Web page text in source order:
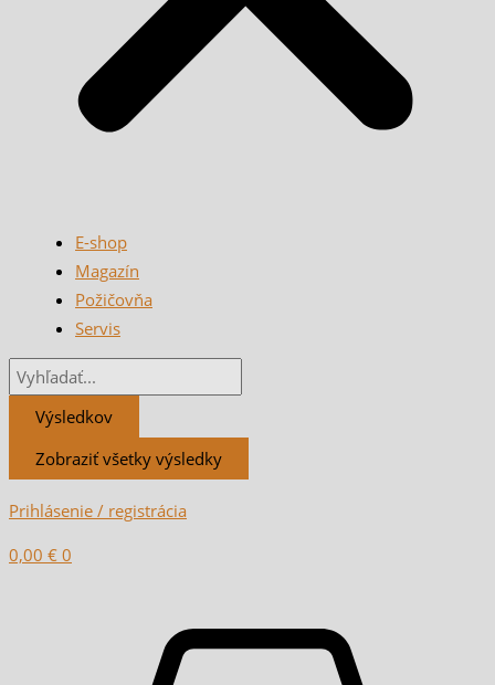
E-shop
Magazín
Požičovňa
Servis
Výsledkov
Zobraziť všetky výsledky
Prihlásenie / registrácia
0,00 € 0